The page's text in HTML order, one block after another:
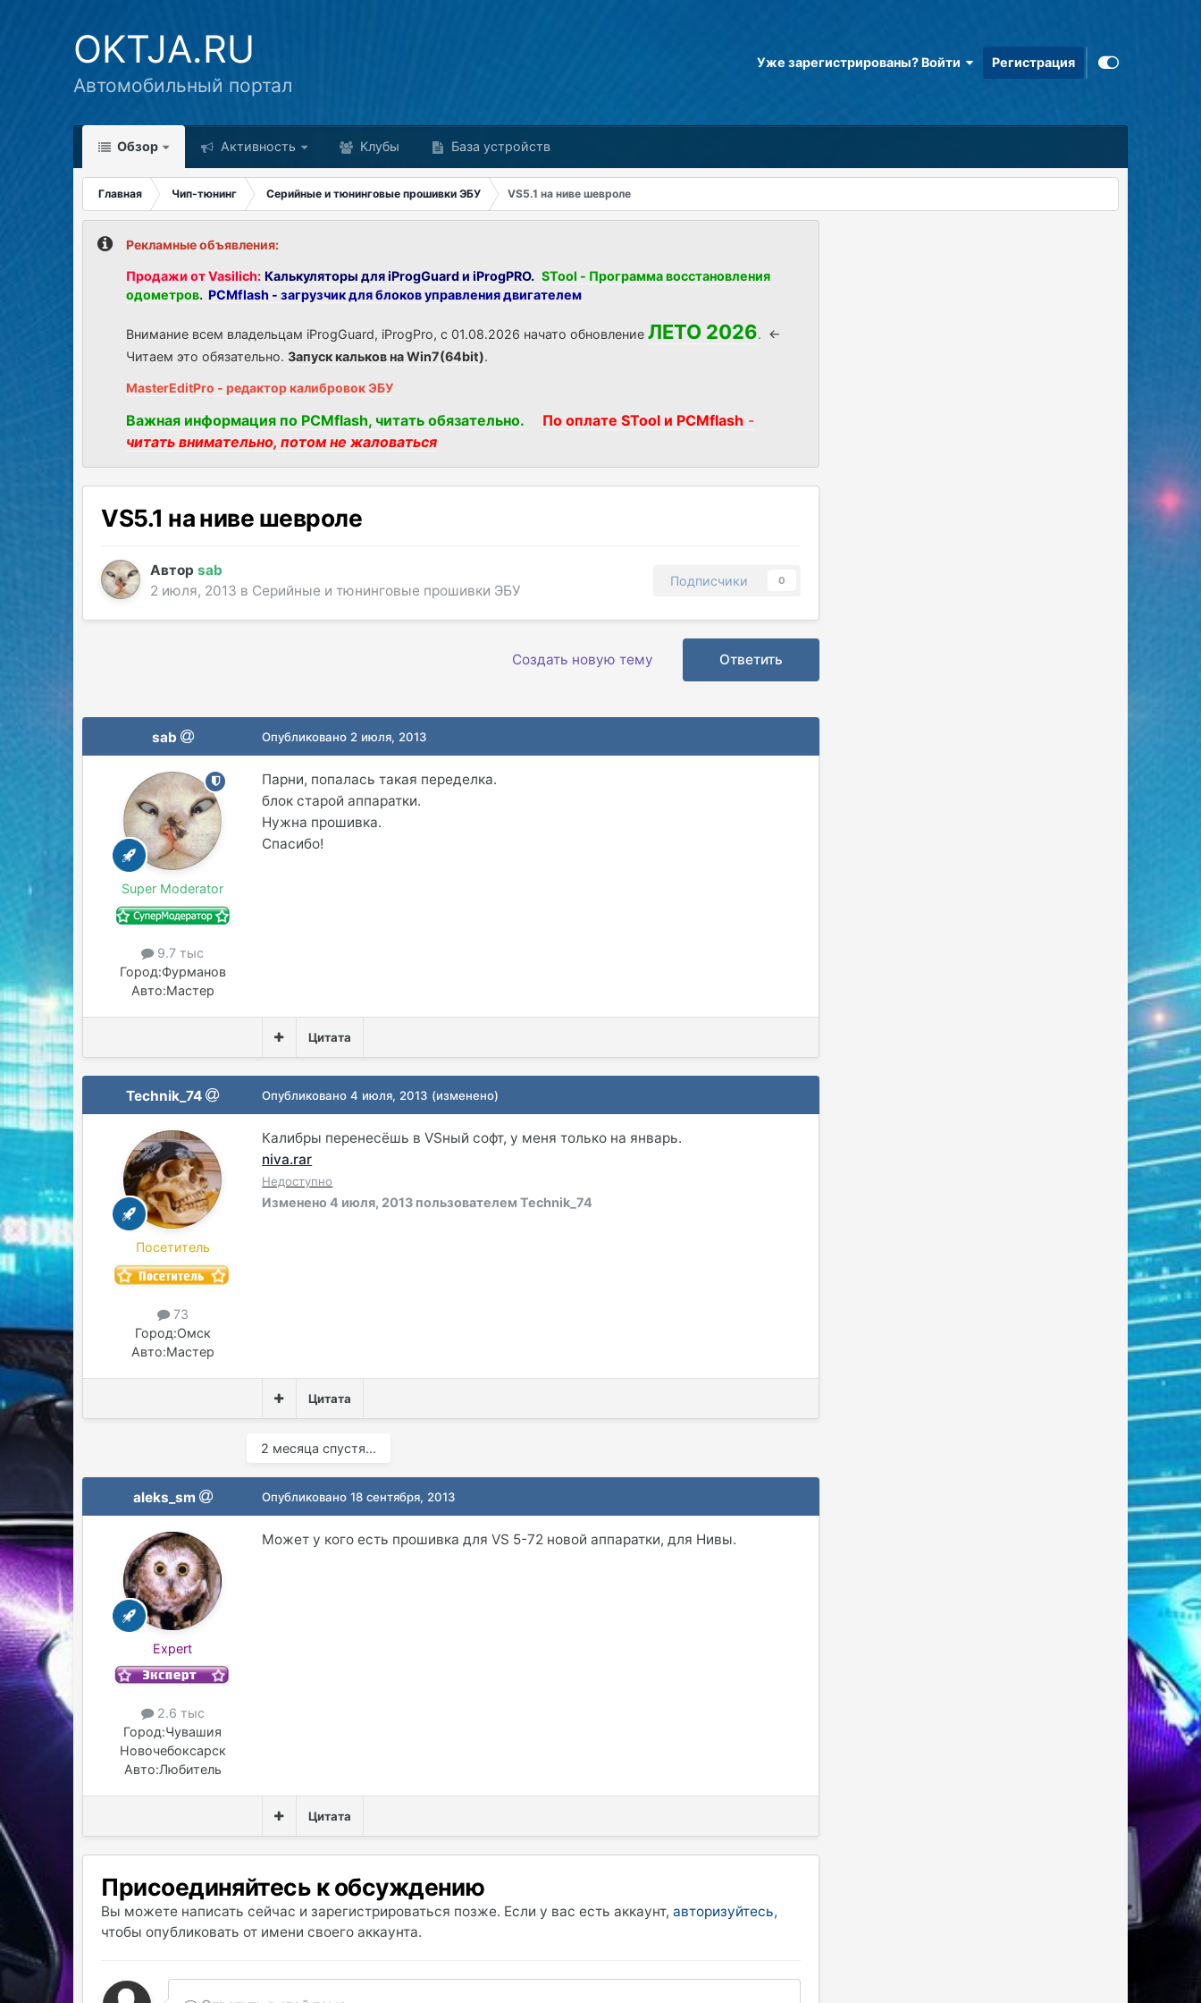
OKTJA.RU
Автомобильный портал
Уже зарегистрированы? Войти Регистрация
Обзор Активность Клубы База устройств
Главная Чип-тюнинг Серийные и тюнинговые прошивки ЭБУ VS5.1 на ниве шевроле
Рекламные объявления:
Продажи от Vasilich: Калькуляторы для iProgGuard и iProgPRO. STool - Программа восстановления
одометров. PCMflash - загрузчик для блоков управления двигателем
Внимание всем владельцам iProgGuard, iProgPro, с 01.08.2026 начато обновлениеЛЕТО 2026. <-
Читаем это обязательно.Запуск кальков на Win7(64bit).
MasterEditPro - редактор калибровок ЭБУ
Важная информация по PCMflash, читать обязательно. По оплате STool и PCMflash -
читать внимательно, потом не жаловаться
VS5.1 на ниве шевроле
Авторsab
2 июля, 2013 в Серийные и тюнинговые прошивки ЭБУ
Подписчики 0
Ответить
Создать новую тему
sab
Super Moderator
9.7 тыс
Город:Фурманов
Авто:Мастер
Опубликовано 2 июля, 2013
Парни, попалась такая переделка.
блок старой аппаратки.
Нужна прошивка.
Спасибо!
Цитата
Technik_74
Посетитель
73
Город:Омск
Авто:Мастер
Опубликовано4 июля, 2013 (изменено)
Калибры перенесёшь в VSный софт, у меня только на январь.
niva.rar
Недоступно
Изменено4 июля, 2013 пользователем Technik_74
Цитата
2 месяца спустя...
aleks_sm
Expert
2.6 тыс
Город:Чувашия
Новочебоксарск
Авто:Любитель
Опубликовано18 сентября, 2013
Может у кого есть прошивка для VS 5-72 новой аппаратки, для Нивы.
Цитата
Присоединяйтесь к обсуждению
Вы можете написать сейчас и зарегистрироваться позже. Если у вас есть аккаунт,авторизуйтесь,
чтобы опубликовать от имени своего аккаунта.